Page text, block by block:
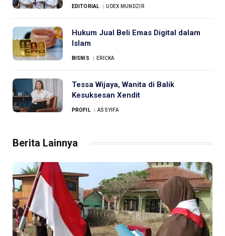
EDITORIAL UDEX MUNDZIR
Hukum Jual Beli Emas Digital dalam
Islam
BISNIS ERICKA
Tessa Wijaya, Wanita di Balik
Kesuksesan Xendit
PROFIL ASSYIFA
Berita Lainnya